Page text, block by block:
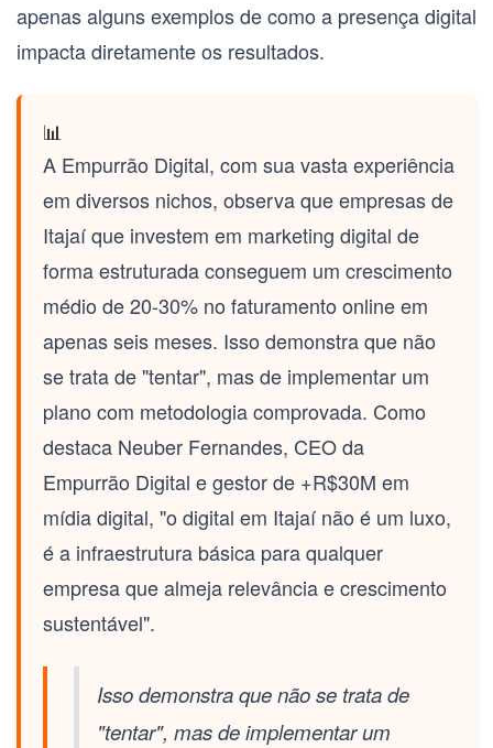
apenas alguns exemplos de como a presença digital
impacta diretamente os resultados.
📊
A Empurrão Digital, com sua vasta experiência
em diversos nichos, observa que empresas de
Itajaí que investem em marketing digital de
forma estruturada conseguem um crescimento
médio de 20-30% no faturamento online em
apenas seis meses. Isso demonstra que não
se trata de "tentar", mas de implementar um
plano com metodologia comprovada. Como
destaca Neuber Fernandes, CEO da
Empurrão Digital e gestor de +R$30M em
mídia digital, "o digital em Itajaí não é um luxo,
é a infraestrutura básica para qualquer
empresa que almeja relevância e crescimento
sustentável".
Isso demonstra que não se trata de
"tentar", mas de implementar um